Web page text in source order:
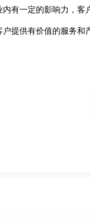
有一定的影响力，
提供有价值的服务和